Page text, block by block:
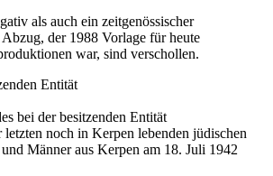
als auch ein zeitgenössischer
der 1988 Vorlage für heute
war, sind verschollen.
Entität
bei der besitzenden Entität
letzten noch in Kerpen lebenden jüdischen
Männer aus Kerpen am 18. Juli 1942